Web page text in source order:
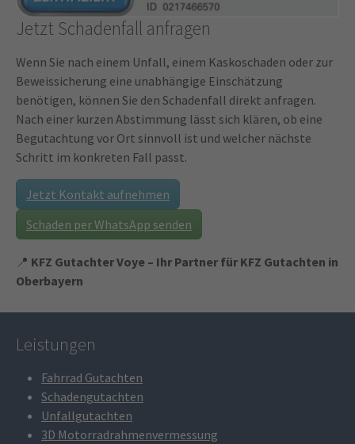
Jetzt Schadenfall anfragen
Wenn Sie nach einem Unfall, einem Kaskoschaden oder zur
Beweissicherung eine unabhängige Einschätzung
benötigen, können Sie den Schadenfall direkt anfragen.
Nach einer kurzen Abstimmung lässt sich klären, ob eine
Begutachtung vor Ort sinnvoll ist und welcher nächste
Schritt im konkreten Fall passt.
Jetzt Kontakt aufnehmen
Schaden per WhatsApp senden
📍 KFZ Gutachter Voye – Ihr Partner für KFZ Gutachten in
Oberbayern
Leistungen
Fahrrad Gutachten
Schadengutachten
Unfallgutachten
3D Motorradrahmenvermessung